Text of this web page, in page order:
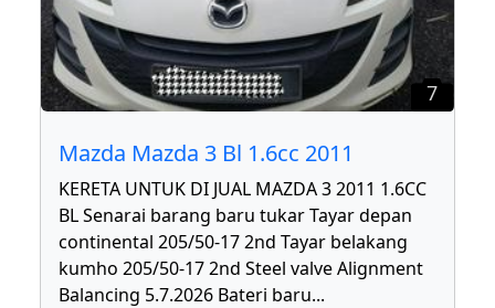
7
Mazda Mazda 3 Bl 1.6cc 2011
KERETA UNTUK DI JUAL MAZDA 3 2011 1.6CC
BL Senarai barang baru tukar Tayar depan
continental 205/50-17 2nd Tayar belakang
kumho 205/50-17 2nd Steel valve Alignment
Balancing 5.7.2026 Bateri baru...